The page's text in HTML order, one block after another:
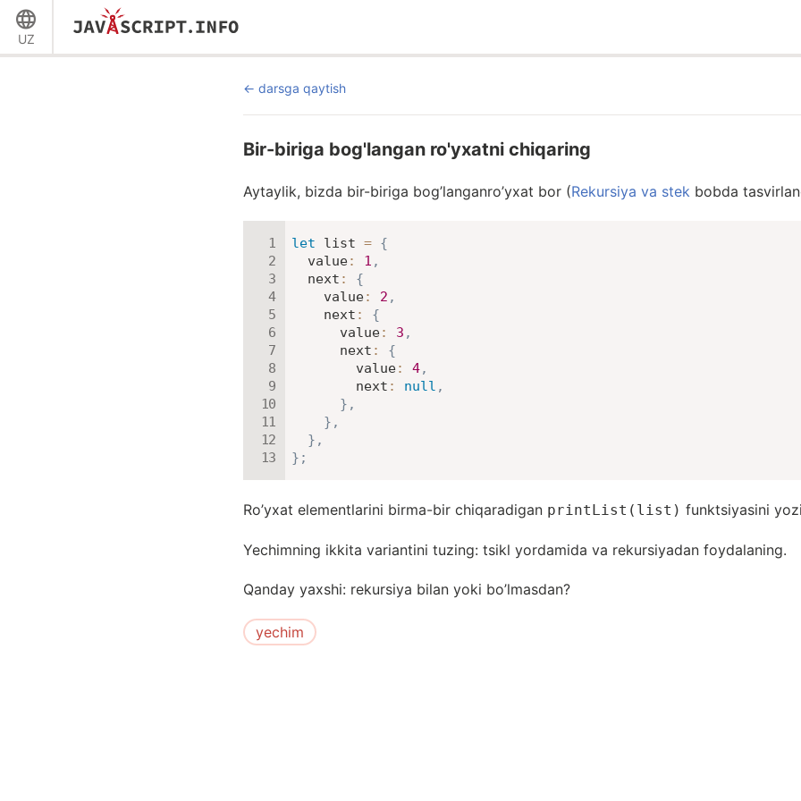
UZ
darsga qaytish
Bir-biriga bog'langan ro'yxatni chiqaring
Aytaylik, bizda bir-biriga bog’langanro’yxat bor (Rekursiya va stek bobda
let list = {
value: 1 ,
next :
{
value: 2 ,
next :
{
value: 3 ,
next :
{
value: 4,
next : null ,
} ,
} ,
} ,
} ;
Ro’yxat elementlarini birma-bir chiqaradigan printList(list) funktsiyasini
Yechimning ikkita variantini tuzing: tsikl yordamida va rekursiyadan foydalaning.
Qanday yaxshi: rekursiya bilan yoki bo’lmasdan?
yechim